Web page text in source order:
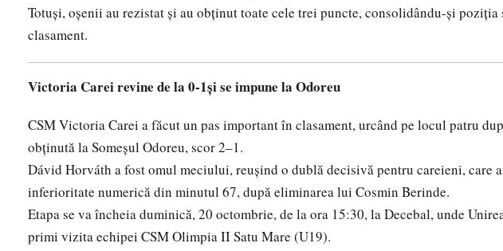
Totuși, oșenii au rezistat și au obținut toate cele trei puncte, consolidându-și poziția
clasament.
Victoria Carei revine de la 0-1și se impune la Odoreu
CSM Victoria Carei a făcut un pas important în clasament, urcând pe locul patru
obținută la Someșul Odoreu, scor 2–1.
Dávid Horváth a fost omul meciului, reușind o dublă decisivă pentru careieni, care
inferioritate numerică din minutul 67, după eliminarea lui Cosmin Berinde.
Etapa se va încheia duminică, 20 octombrie, de la ora 15:30, la Decebal, unde
primi vizita echipei CSM Olimpia II Satu Mare (U19).